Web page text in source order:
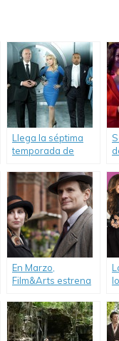
Llega la séptima
temporada de
En Marzo,
Film&Arts estrena
temporada de
«Downton Abbey».